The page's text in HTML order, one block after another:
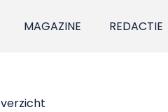
MAGAZINE REDACTIE